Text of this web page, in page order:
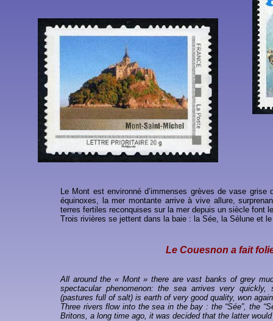
Le Couesnon a fait
All around the « Mont » there are vast banks of grey
spectacular phenomenon: the sea arrives very quickly,
(pastures full of salt) is earth of very good quality, won
Three rivers flow into the sea in the bay : the “Sée”, the
Britons, a long time ago, it was decided that the latter
Le Mont est environné d’immenses grèves de vase
équinoxes, la mer montante arrive à vive allure,
terres fertiles reconquises sur la mer depuis un siècle font
Trois rivières se jettent dans la baie : la Sée, la Sélune et